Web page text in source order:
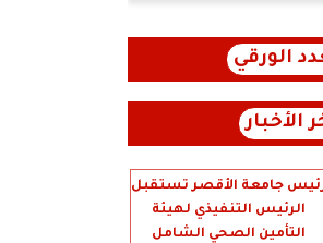
الورقي
الأخبار
جامعة الأقصر تستقبل
الرئيس التنفيذي لهيئة
التأمين الصحي الشامل